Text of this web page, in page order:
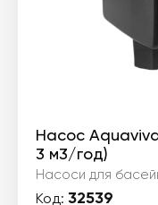
Насос
3 м3/год)
Насоси для
Код: 32539